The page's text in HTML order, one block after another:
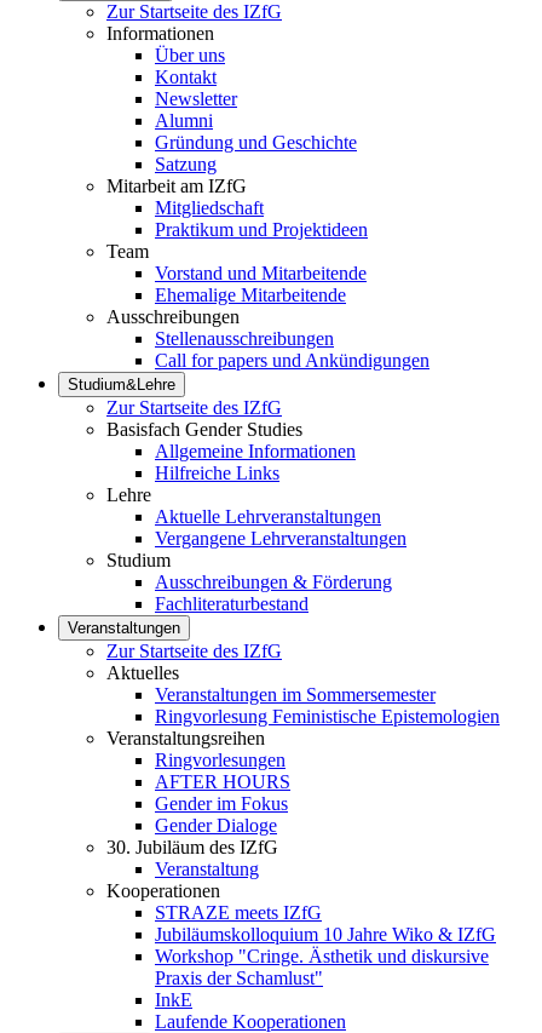
Zur Startseite des IZfG
Informationen
Über uns
Kontakt
Newsletter
Alumni
Gründung und Geschichte
Satzung
Mitarbeit am IZfG
Mitgliedschaft
Praktikum und Projektideen
Team
Vorstand und Mitarbeitende
Ehemalige Mitarbeitende
Ausschreibungen
Stellenausschreibungen
Call for papers und Ankündigungen
Studium&Lehre
Zur Startseite des IZfG
Basisfach Gender Studies
Allgemeine Informationen
Hilfreiche Links
Lehre
Aktuelle Lehrveranstaltungen
Vergangene Lehrveranstaltungen
Studium
Ausschreibungen & Förderung
Fachliteraturbestand
Veranstaltungen
Zur Startseite des IZfG
Aktuelles
Veranstaltungen im Sommersemester
Ringvorlesung Feministische Epistemologien
Veranstaltungsreihen
Ringvorlesungen
AFTER HOURS
Gender im Fokus
Gender Dialoge
30. Jubiläum des IZfG
Veranstaltung
Kooperationen
STRAZE meets IZfG
Jubiläumskolloquium 10 Jahre Wiko & IZfG
Workshop "Cringe. Ästhetik und diskursive
Praxis der Schamlust"
InkE
Laufende Kooperationen